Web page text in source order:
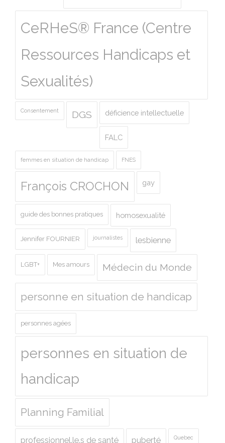
CeRHeS® France (Centre
Ressources Handicaps et
Sexualités)
Consentement DGS déficience intellectuelle
FALC
femmes en situation de handicap FNES
François CROCHON gay
guide des bonnes pratiques homosexualité
Jennifer FOURNIER journalistes lesbienne
LGBT+ Mes amours Médecin du Monde
personne en situation de handicap
personnes agées
personnes en situation de
handicap
Planning Familial
professionnel.le.s de santé puberté Quebec